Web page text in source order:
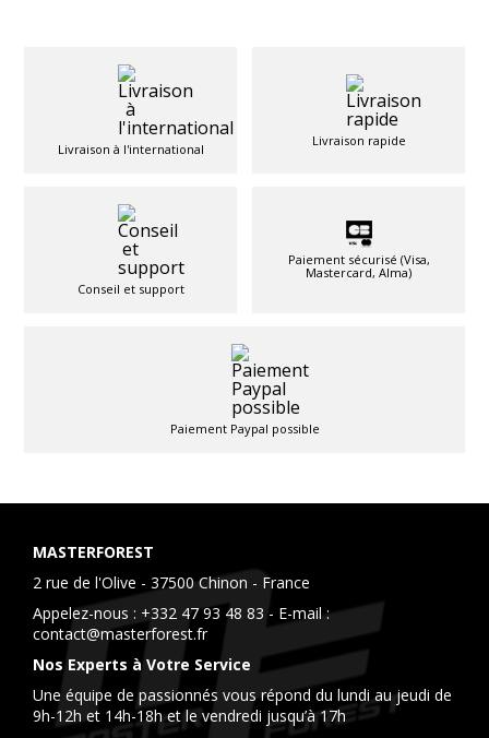
Livraison à l'international
Livraison rapide
Conseil et support
Paiement sécurisé (Visa,
Mastercard, Alma)
Paiement Paypal possible
MASTERFOREST
2 rue de l'Olive - 37500 Chinon - France
Appelez-nous : +332 47 93 48 83 - E-mail :
contact@masterforest.fr
Nos Experts à Votre Service
Une équipe de passionnés vous répond du lundi au jeudi de
9h-12h et 14h-18h et le vendredi jusqu’à 17h